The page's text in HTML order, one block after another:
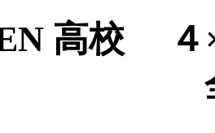
高校 ４×